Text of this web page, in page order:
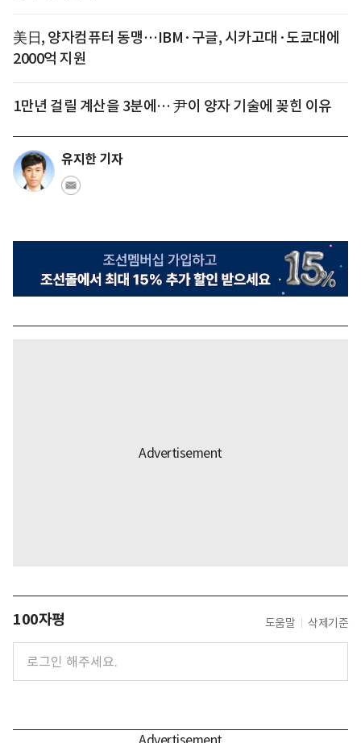
美日, 양자컴퓨터 동맹…IBM·구글, 시카고대·도쿄대에
2000억 지원
1만년 걸릴 계산을 3분에… 尹이 양자 기술에 꽂힌 이유
유지한 기자
100자평 도움말 삭제기준